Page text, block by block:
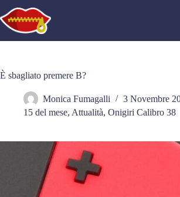
al
contenuto
È sbagliato premere B?
Monica Fumagalli
3 Novembre
15 del mese, Attualità, Onigiri Calibro 38